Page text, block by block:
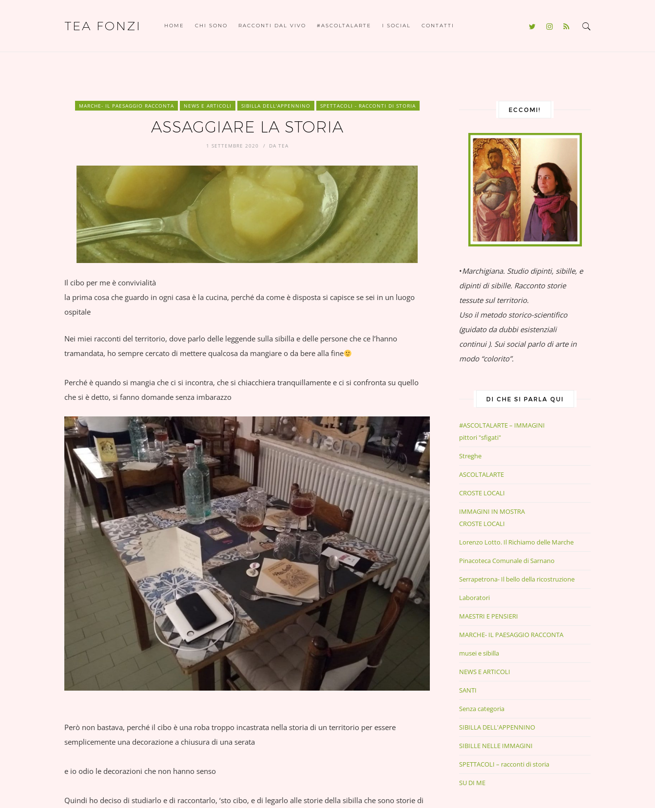
TEA FONZI HOME CHI SONO RACCONTI DAL VIVO #ASCOLTALARTE I SOCIAL CONTATTI
MARCHE- IL PAESAGGIO RACCONTA NEWS E ARTICOLI SIBILLA DELL'APPENNINO SPETTACOLI - RACCONTI DI STORIA
ASSAGGIARE LA STORIA
1 SETTEMBRE 2020 DA TEA
Il cibo per me è convivialità
la prima cosa che guardo in ogni casa è la cucina, perché da come è disposta si capisce se sei in un luogo
ospitale
Nei miei racconti del territorio, dove parlo delle leggende sulla sibilla e delle persone che ce l’hanno
tramandata, ho sempre cercato di mettere qualcosa da mangiare o da bere alla fine
Perché è quando si mangia che ci si incontra, che si chiacchiera tranquillamente e ci si confronta su quello
che si è detto, si fanno domande senza imbarazzo
Però non bastava, perché il cibo è una roba troppo incastrata nella storia di un territorio per essere
semplicemente una decorazione a chiusura di una serata
e io odio le decorazioni che non hanno senso
Quindi ho deciso di studiarlo e di raccontarlo, ‘sto cibo, e di legarlo alle storie della sibilla che sono storie di
ECCOMI!
•Marchigiana. Studio dipinti, sibille, e
dipinti di sibille. Racconto storie
tessute sul territorio.
Uso il metodo storico-scientifico
(guidato da dubbi esistenziali
continui ). Sui social parlo di arte in
modo “colorito”.
DI CHE SI PARLA QUI
#ASCOLTALARTE – IMMAGINI
pittori "sfigati"
Streghe
ASCOLTALARTE
CROSTE LOCALI
IMMAGINI IN MOSTRA
CROSTE LOCALI
Lorenzo Lotto. Il Richiamo delle Marche
Pinacoteca Comunale di Sarnano
Serrapetrona- Il bello della ricostruzione
Laboratori
MAESTRI E PENSIERI
MARCHE- IL PAESAGGIO RACCONTA
musei e sibilla
NEWS E ARTICOLI
SANTI
Senza categoria
SIBILLA DELL'APPENNINO
SIBILLE NELLE IMMAGINI
SPETTACOLI – racconti di storia
SU DI ME